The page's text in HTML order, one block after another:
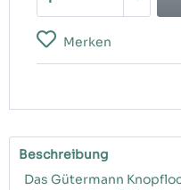
Merken
Beschreibung
Das Gütermann